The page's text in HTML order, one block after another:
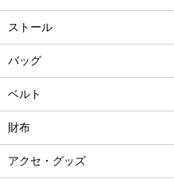
ストール
バッグ
ベルト
財布
アクセ・グッズ